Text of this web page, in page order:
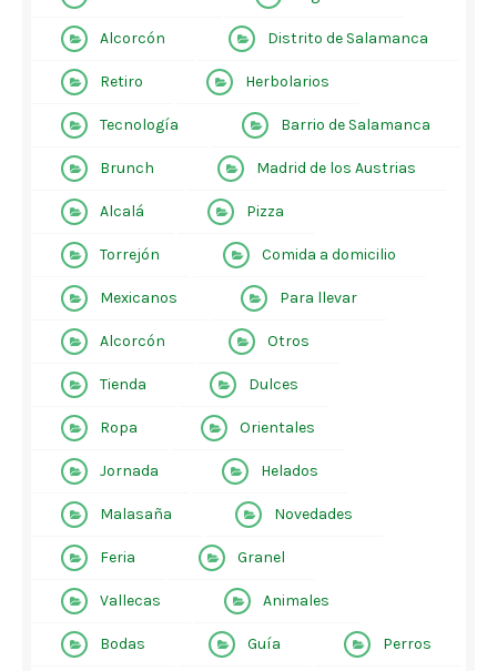
Alcorcón Distrito de Salamanca
Retiro Herbolarios
Tecnología Barrio de Salamanca
Brunch Madrid de los Austrias
Alcalá Pizza
Torrejón Comida a domicilio
Mexicanos Para llevar
Alcorcón Otros
Tienda Dulces
Ropa Orientales
Jornada Helados
Malasaña Novedades
Feria Granel
Vallecas Animales
Bodas Guía Perros